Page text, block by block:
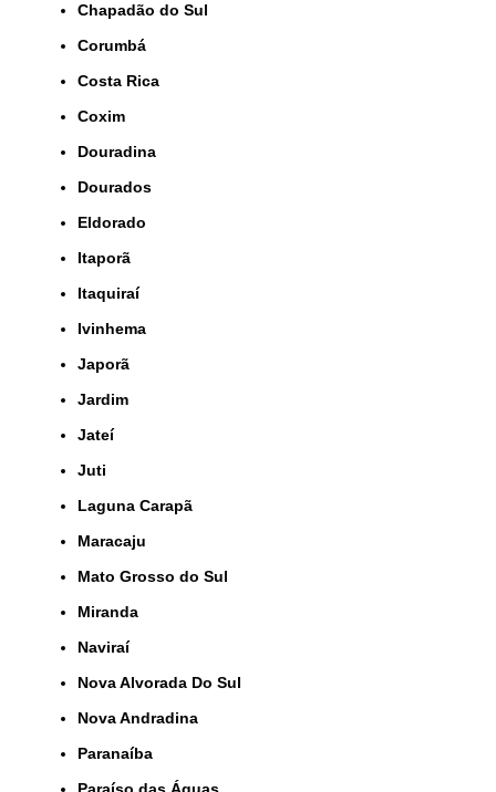
Chapadão do Sul
Corumbá
Costa Rica
Coxim
Douradina
Dourados
Eldorado
Itaporã
Itaquiraí
Ivinhema
Japorã
Jardim
Jateí
Juti
Laguna Carapã
Maracaju
Mato Grosso do Sul
Miranda
Naviraí
Nova Alvorada Do Sul
Nova Andradina
Paranaíba